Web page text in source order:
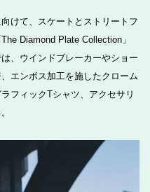
けて、スケートとストリートフ
Diamond Plate Collection」
、ウインドブレーカーやショー
エンボス加工を施したクローム
フィックTシャツ、アクセサリ